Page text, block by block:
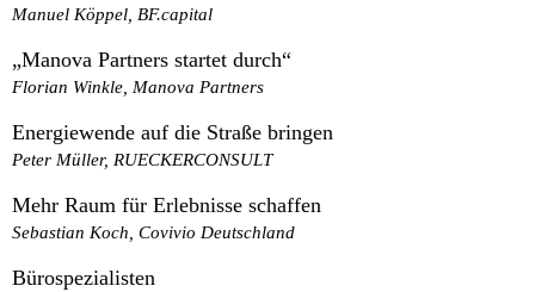
Manuel Köppel, BF.capital
„Manova Partners startet durch“
Florian Winkle, Manova Partners
Energiewende auf die Straße bringen
Peter Müller, RUECKERCONSULT
Mehr Raum für Erlebnisse schaffen
Sebastian Koch, Covivio Deutschland
Bürospezialisten